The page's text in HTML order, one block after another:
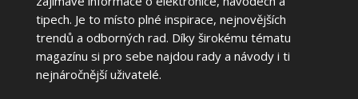
tipech. Je to místo plné inspirace, nejnovějších
trendů a odborných rad. Díky širokému tématu
magazínu si pro sebe najdou rady a návody i ti
nejnáročnější uživatelé.